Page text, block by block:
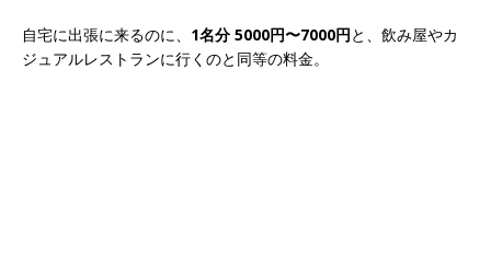
自宅に出張に来るのに、 1名分 5000円〜7000円と、飲み屋やカ
ジュアルレストランに行くのと同等の料金。